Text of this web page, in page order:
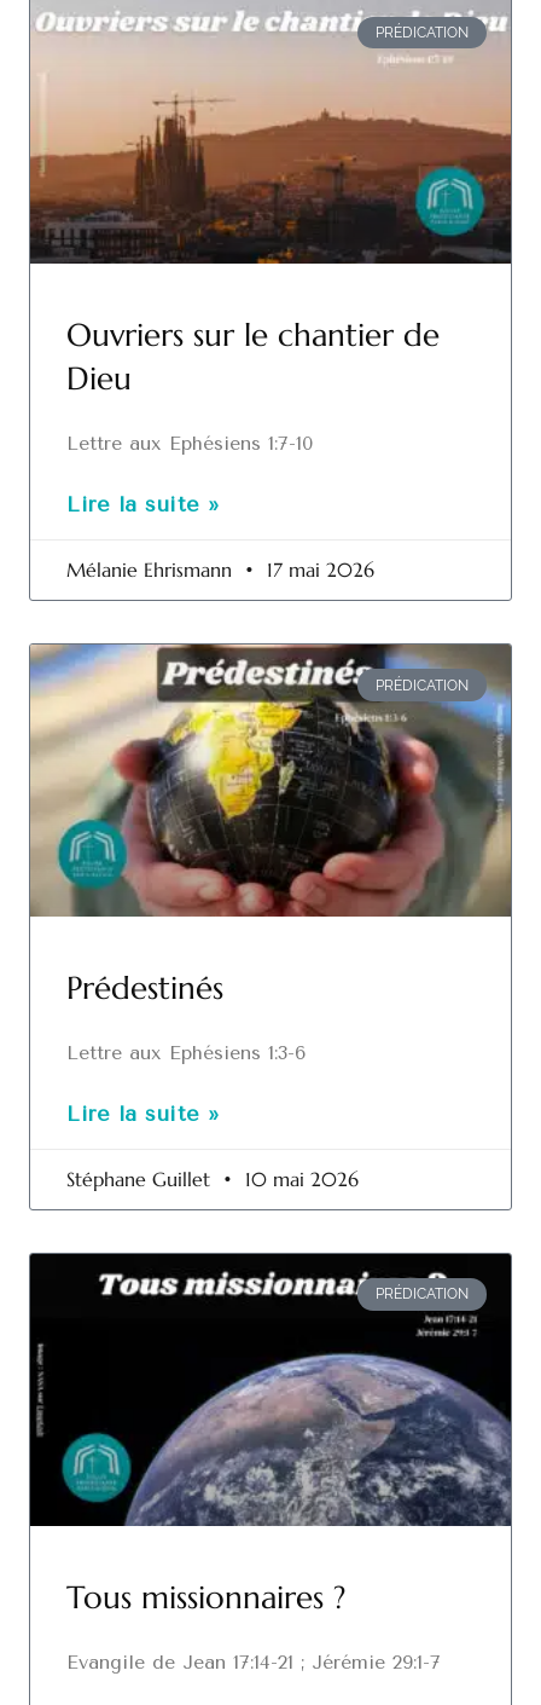
PRÉDICATION
Ouvriers sur le chantier de
Dieu
Lettre aux Ephésiens 1:7-10
Lire la suite »
Mélanie Ehrismann 17 mai 2026
PRÉDICATION
Prédestinés
Lettre aux Ephésiens 1:3-6
Lire la suite »
Stéphane Guillet 10 mai 2026
PRÉDICATION
Tous missionnaires ?
Evangile de Jean 17:14-21 ; Jérémie 29:1-7